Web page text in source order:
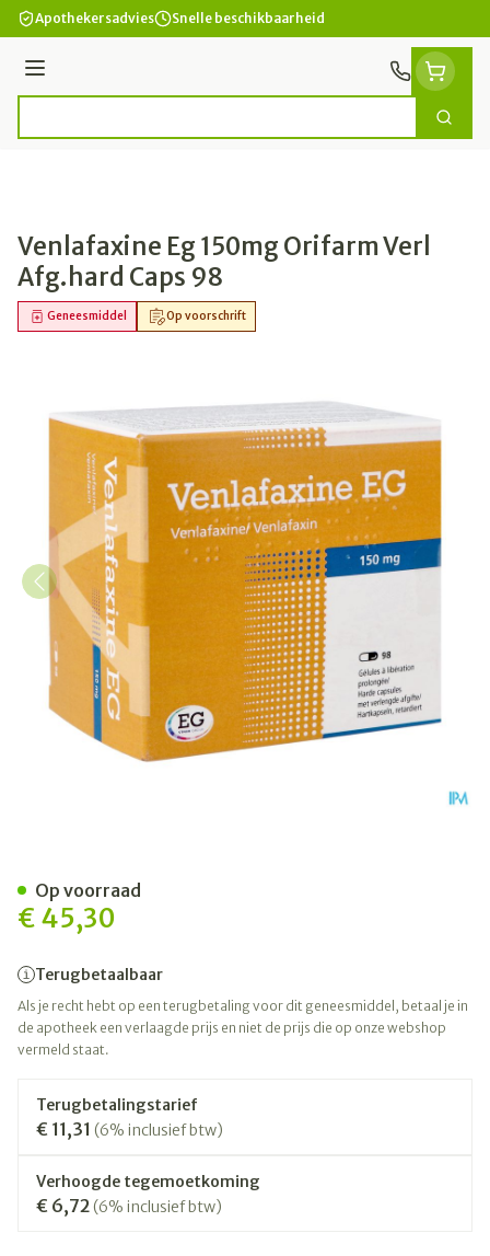
Ga naar de inhoud
Apothekersadvies Snelle beschikbaarheid
Menu
Zoek
Venlafaxine Eg 150mg Orifarm Verl
Afg.hard Caps 98
Op voorschrift
Geneesmiddel
€ 45,30
Terugbetaalbaar
Als je recht hebt op een terugbetaling voor dit geneesmiddel, betaal je in
de apotheek een verlaagde prijs en niet de prijs die op onze webshop
vermeld staat.
Terugbetalingstarief
€ 11,31 (6% inclusief btw)
Verhoogde tegemoetkoming
€ 6,72(6% inclusief btw)
Op voorraad